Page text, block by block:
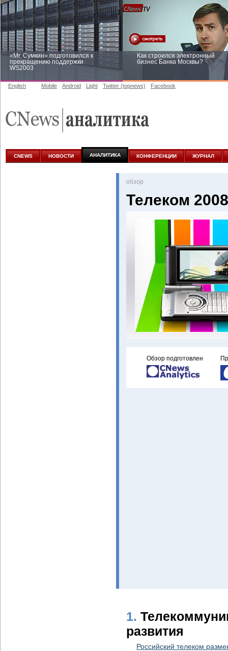
«Mr. Сумкин» подготовился к
прекращению поддержки
WS2003
Как строился электронный
бизнес Банка Москвы?
аналитике
English Mobile Android Light Twitter (topnews) Facebook
CNEWS НОВОСТИ АНАЛИТИКА КОНФЕРЕНЦИИ ЖУРНАЛ
oбзор
Телеком 2008
Обзор подготовлен
1.
развития
Российский телеком